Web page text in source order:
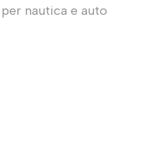
nautica e auto